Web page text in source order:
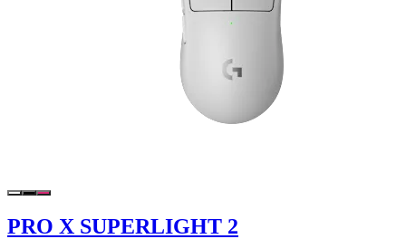
PRO X SUPERLIGHT 2